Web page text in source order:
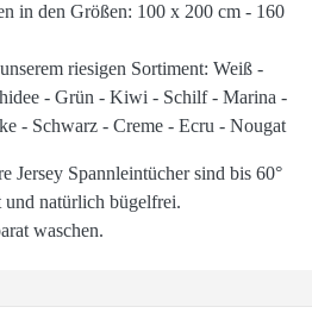
in den Größen: 100 x 200 cm - 160
riesigen Sortiment: Weiß -
- Grün - Kiwi - Schilf - Marina -
- Schwarz - Creme - Ecru - Nougat
Jersey Spannleintücher sind bis 60°
und natürlich bügelfrei.
waschen.